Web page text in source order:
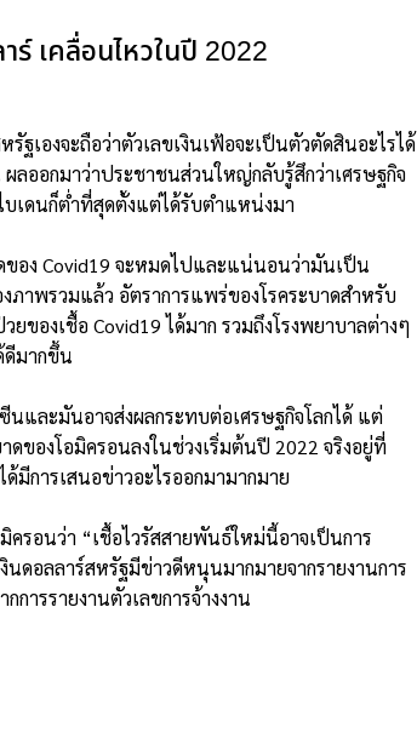
ร์ เคลื่อนไหวในปี 2022
ฐเองจะถือว่าตัวเลขเงินเฟ้อจะเป็นตัวตัดสินอะไรได้
ลออกมาว่าประชาชนส่วนใหญ่กลับรู้สึกว่าเศรษฐกิจ
เดนก็ต่ำที่สุดตั้งแต่ได้รับตำแหน่งมา
ของ Covid19 จะหมดไปและแน่นอนว่ามันเป็น
าพรวมแล้ว อัตราการแพร่ของโรคระบาดสำหรับ
องเชื้อ Covid19 ได้มาก รวมถึงโรงพยาบาลต่างๆ
ดีมากขึ้น
และมันอาจส่งผลกระทบต่อเศรษฐกิจโลกได้ แต่
ดของโอมิครอนลงในช่วงเริ่มต้นปี 2022 จริงอยู่ที่
การเสนอข่าวอะไรออกมามากมาย
ครอนว่า “เชื้อไวรัสสายพันธ์ใหม่นี้อาจเป็นการ
อลลาร์สหรัฐมีข่าวดีหนุนมากมายจากรายงานการ
ารรายงานตัวเลขการจ้างงาน